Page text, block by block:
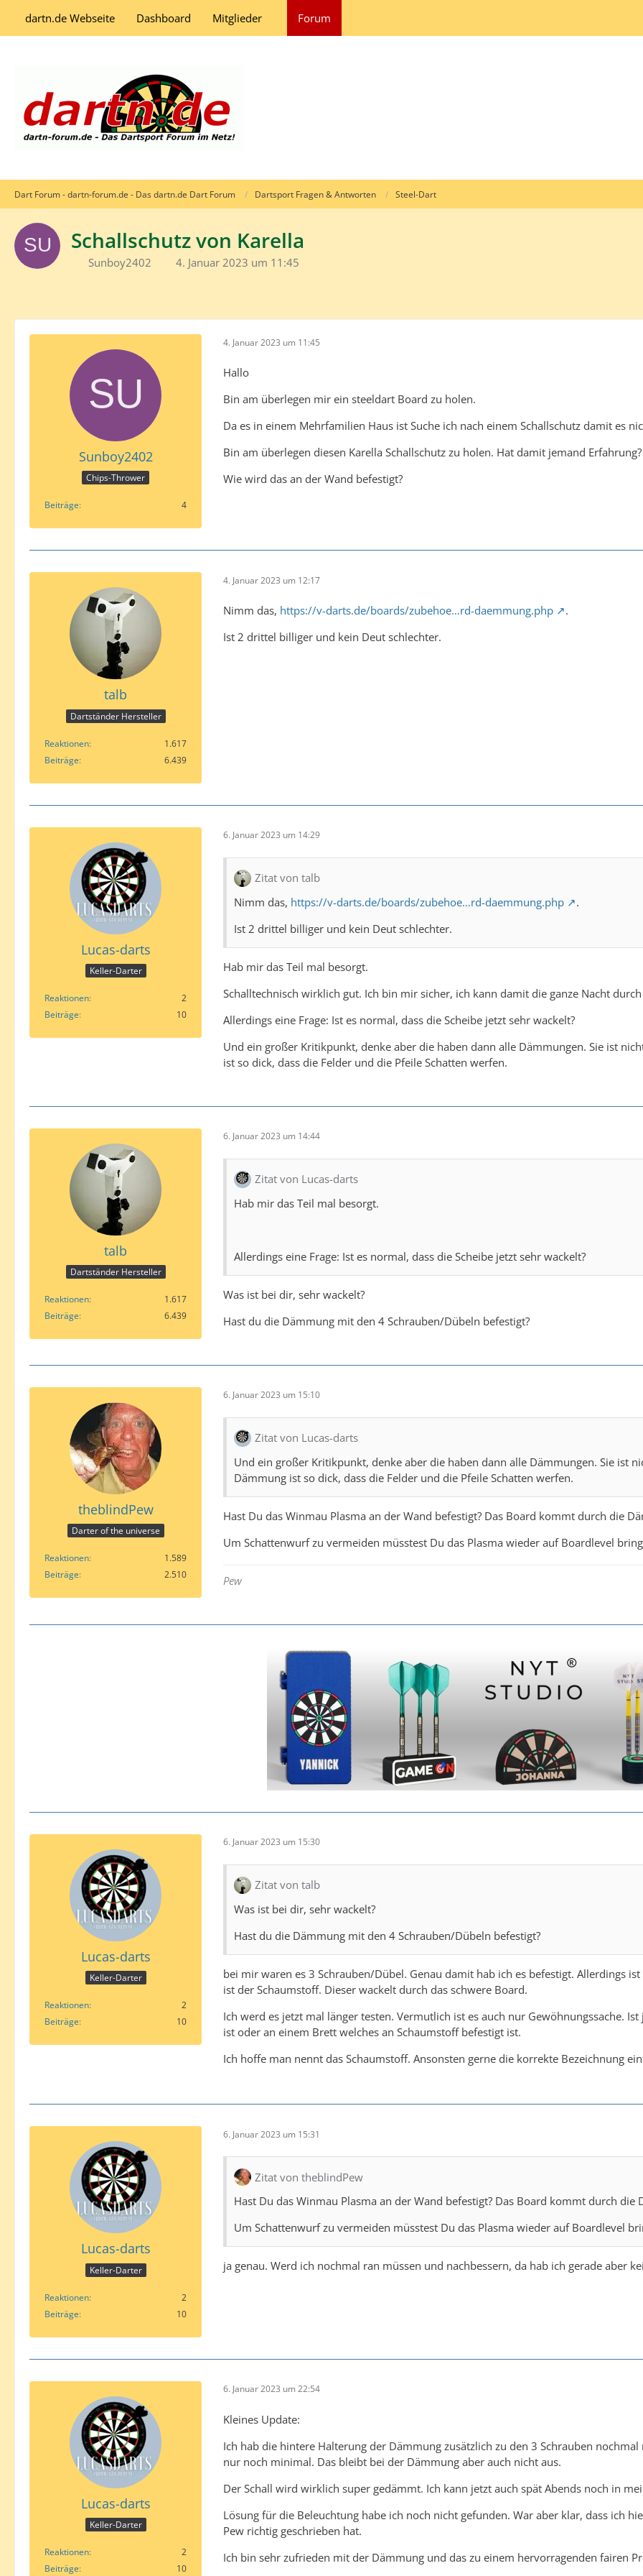
dartn.de Webseite Dashboard Mitglieder Forum
Dart Forum - dartn-forum.de - Das dartn.de Dart Forum Dartsport Fragen & Antworten Steel-Dart
Schallschutz von Karella
Sunboy2402 4. Januar 2023 um 11:45
Sunboy2402
Chips-Thrower
Beiträge 4
4. Januar 2023 um 11:45
Hallo
Bin am überlegen mir ein steeldart Board zu holen.
Da es in einem Mehrfamilien Haus ist Suche ich nach einem Schallschutz damit es
Bin am überlegen diesen Karella Schallschutz zu holen. Hat damit jemand Erfahrung?
Wie wird das an der Wand befestigt?
talb
Dartständer Hersteller
Reaktionen
1.617
Beiträge
6.439
4. Januar 2023 um 12:17
Nimm das, https://v-darts.de/boards/zubehoe…rd-daemmung.php
.
Ist 2 drittel billiger und kein Deut schlechter.
Lucas-darts
Keller-Darter
Reaktionen
2
Beiträge
10
6. Januar 2023 um 14:29
Zitat von talb
Nimm das, https://v-darts.de/boards/zubehoe…rd-daemmung.php
.
Ist 2 drittel billiger und kein Deut schlechter.
Hab mir das Teil mal besorgt.
Schalltechnisch wirklich gut. Ich bin mir sicher, ich kann damit die ganze Nacht
Allerdings eine Frage: Ist es normal, dass die Scheibe jetzt sehr wackelt?
Und ein großer Kritikpunkt, denke aber die haben dann alle Dämmungen. Sie ist
ist so dick, dass die Felder und die Pfeile Schatten werfen.
talb
Dartständer Hersteller
Reaktionen
1.617
Beiträge
6.439
6. Januar 2023 um 14:44
Zitat von Lucas-darts
Hab mir das Teil mal besorgt.
Allerdings eine Frage: Ist es normal, dass die Scheibe jetzt sehr wackelt?
Was ist bei dir, sehr wackelt?
Hast du die Dämmung mit den 4 Schrauben/Dübeln befestigt?
theblindPew
Darter of the universe
Reaktionen
1.589
Beiträge
2.510
6. Januar 2023 um 15:10
Zitat von Lucas-darts
Und ein großer Kritikpunkt, denke aber die haben dann alle Dämmungen. Sie ist
Dämmung ist so dick, dass die Felder und die Pfeile Schatten werfen.
Hast Du das Winmau Plasma an der Wand befestigt? Das Board kommt durch die
Um Schattenwurf zu vermeiden müsstest Du das Plasma wieder auf Boardlevel
Pew
Lucas-darts
Keller-Darter
Reaktionen
2
Beiträge
10
6. Januar 2023 um 15:30
Zitat von talb
Was ist bei dir, sehr wackelt?
Hast du die Dämmung mit den 4 Schrauben/Dübeln befestigt?
bei mir waren es 3 Schrauben/Dübel. Genau damit hab ich es befestigt. Allerdings
ist der Schaumstoff. Dieser wackelt durch das schwere Board.
Ich werd es jetzt mal länger testen. Vermutlich ist es auch nur Gewöhnungssache.
ist oder an einem Brett welches an Schaumstoff befestigt ist.
Ich hoffe man nennt das Schaumstoff. Ansonsten gerne die korrekte Bezeichnung
Lucas-darts
Keller-Darter
Reaktionen
2
Beiträge
10
6. Januar 2023 um 15:31
Zitat von theblindPew
Hast Du das Winmau Plasma an der Wand befestigt? Das Board kommt durch
Um Schattenwurf zu vermeiden müsstest Du das Plasma wieder auf Boardlevel
ja genau. Werd ich nochmal ran müssen und nachbessern, da hab ich gerade aber
Lucas-darts
Keller-Darter
Reaktionen
2
Beiträge
10
6. Januar 2023 um 22:54
Kleines Update:
Ich hab die hintere Halterung der Dämmung zusätzlich zu den 3 Schrauben
nur noch minimal. Das bleibt bei der Dämmung aber auch nicht aus.
Der Schall wird wirklich super gedämmt. Ich kann jetzt auch spät Abends noch in
Lösung für die Beleuchtung habe ich noch nicht gefunden. War aber klar, dass ich
Pew richtig geschrieben hat.
Ich bin sehr zufrieden mit der Dämmung und das zu einem hervorragenden fairen